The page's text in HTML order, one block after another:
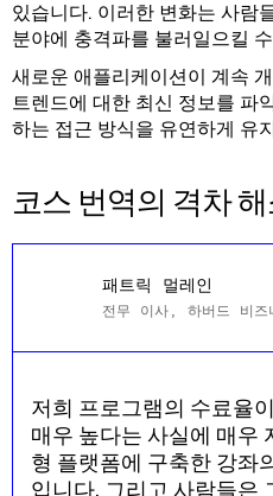
있습니다. 이러한 변화는 사람
분야에 충격파를 불러일으킬
새로운 애플리케이션이 계속
트렌드에 대한 최신 정보를 파
하는 접근 방식을 유연하게 유
코스 번역의 격차
패트릭 멀레인
전무 이사, 하버드 비즈
저희 프로그램의 수료율
매우 높다는 사실에 매우
형 플랫폼에 구축한 강좌
입니다. 그리고 사람들은